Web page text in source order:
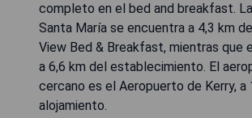
completo en el bed and breakfast.
Santa María se encuentra a 4,3 km
View Bed & Breakfast, mientras que
a 6,6 km del establecimiento. El
cercano es el Aeropuerto de Kerry, a
alojamiento.